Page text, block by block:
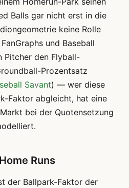
Balls gar nicht erst in die
keine Rolle
und Baseball
Pitcher den Flyball-
Prozentsatz
Savant) — wer diese
Faktor abgleicht, hat eine
bei der Quotensetzung
Runs
der Ballpark-Faktor der